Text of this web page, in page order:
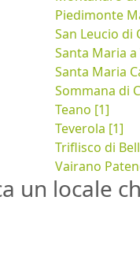
Piedimonte
San Leucio di
Santa Maria a
Santa Maria
Sommana di
Teano [1]
Teverola [1]
Triflisco di
Vairano
un locale